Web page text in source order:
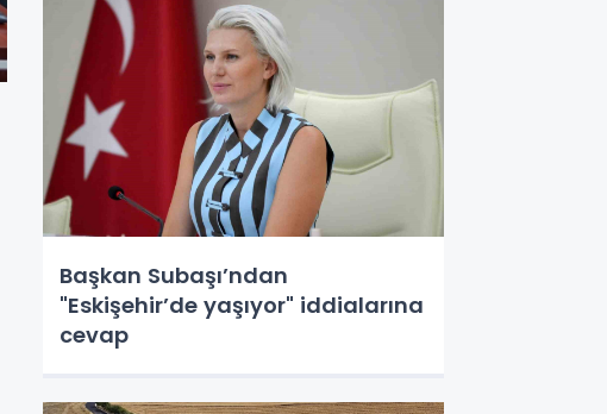
Başkan Subaşı’ndan
"Eskişehir’de yaşıyor" iddialarına
cevap